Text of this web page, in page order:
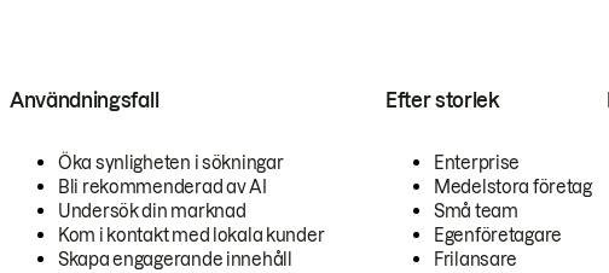
Användningsfall
Öka synligheten i sökningar
Bli rekommenderad av AI
Undersök din marknad
Kom i kontakt med lokala kunder
Skapa engagerande innehåll
Efter storlek
Enterprise
Medelstora företag
Små team
Egenföretagare
Frilansare